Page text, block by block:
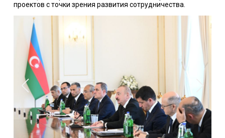
проектов с точки зрения развития сотрудничества.